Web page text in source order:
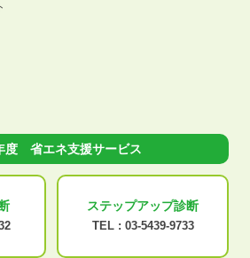
度 省エネ支援サービス
ステップアップ診断
TEL : 03-5439-9733